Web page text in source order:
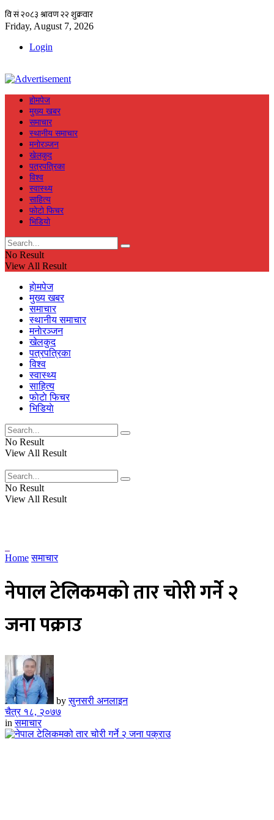
Friday, August 7, 2026
Login
हाेमपेज
मुख्य खबर
समाचार
स्थानीय समाचार
मनाेरञ्जन
खेलकुद
पत्रपत्रिका
विश्व
स्वास्थ्य
साहित्य
फाेटाे फिचर
भिडियाे
No Result
View All Result
हाेमपेज
मुख्य खबर
समाचार
स्थानीय समाचार
मनाेरञ्जन
खेलकुद
पत्रपत्रिका
विश्व
स्वास्थ्य
साहित्य
फाेटाे फिचर
भिडियाे
No Result
View All Result
No Result
View All Result
Home समाचार
नेपाल टेलिकमको तार चोरी गर्ने २
जना पक्राउ
by सुनसरी अनलाइन
चैत्र १८, २०७७
in समाचार